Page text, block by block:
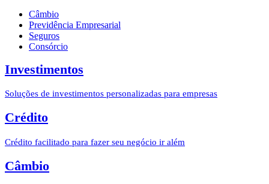
Câmbio
Previdência Empresarial
Seguros
Consórcio
Investimentos
Soluções de investimentos personalizadas para empresas
Crédito
Crédito facilitado para fazer seu negócio ir além
Câmbio